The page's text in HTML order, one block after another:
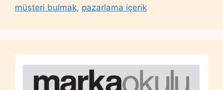
müşteri bulmak, pazarlama içerik